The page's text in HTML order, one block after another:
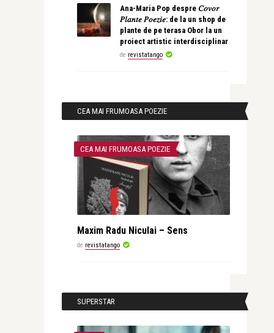
Ana-Maria Pop despre 𝐶𝑜𝑣𝑜𝑟
𝑃𝑙𝑎𝑛𝑡𝑒 𝑃𝑜𝑒𝑧𝑖𝑒: de la un shop de
plante de pe terasa Obor la un
proiect artistic interdisciplinar
de revistatango
CEA MAI FRUMOASA POEZIE
CEA MAI FRUMOASA POEZIE
Maxim Radu Niculai – Sens
de revistatango
SUPERSTAR